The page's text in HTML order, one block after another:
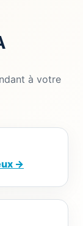
à votre
→